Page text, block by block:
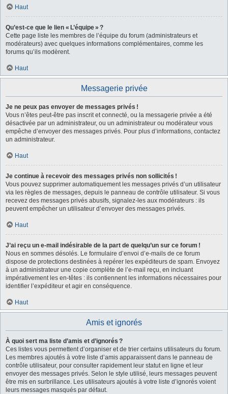
Haut
Qu’est-ce que le lien « L’équipe » ?
Cette page liste les membres de l’équipe du forum (administrateurs et
modérateurs) avec quelques informations complémentaires, comme les
forums qu’ils modèrent.
Haut
Messagerie privée
Je ne peux pas envoyer de messages privés !
Vous n’êtes peut-être pas inscrit et connecté, ou la messagerie privée a été
désactivée par un administrateur, ou un administrateur ou modérateur vous
empêche d’envoyer des messages privés. Pour plus d’informations, contactez
un administrateur.
Haut
Je continue à recevoir des messages privés non sollicités !
Vous pouvez supprimer automatiquement les messages privés d’un utilisateur
via les règles de messages, depuis le panneau de contrôle utilisateur. Si vous
recevez des messages privés abusifs, signalez-les aux modérateurs : ils
peuvent empêcher un utilisateur d’envoyer des messages privés.
Haut
J’ai reçu un e-mail indésirable de la part de quelqu’un sur ce forum !
Nous en sommes désolés. Le formulaire d’envoi d’e-mails de ce forum
dispose de protections destinées à repérer les expéditeurs de spam. Envoyez
à un administrateur une copie complète de l’e-mail reçu, en incluant
impérativement les en-têtes : ils contiennent les informations nécessaires pour
identifier l’expéditeur et agir en conséquence.
Haut
Amis et ignorés
À quoi sert ma liste d’amis et d’ignorés ?
Ces listes vous permettent d’organiser et de trier certains utilisateurs du forum.
Les membres ajoutés à votre liste d’amis apparaissent dans le panneau de
contrôle utilisateur, pour consulter rapidement leur statut en ligne et leur
envoyer des messages privés. Selon le style utilisé, leurs messages peuvent
être mis en surbrillance. Les utilisateurs ajoutés à votre liste d’ignorés voient
leurs messages masqués par défaut.